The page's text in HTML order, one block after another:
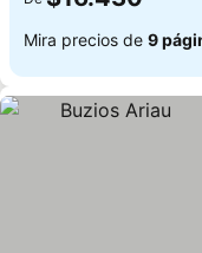
Mira precios de 9